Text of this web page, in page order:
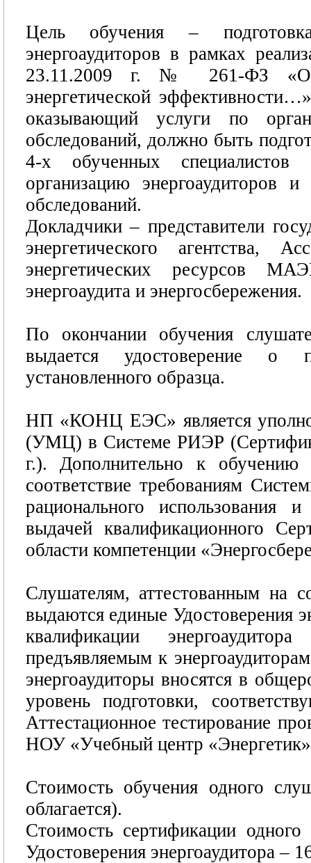
Цель обучения –
энергоаудиторов в рамках
23.11.2009 г. № 261-ФЗ «Об
энергетической
оказывающий услуги по
обследований, должно быть
4-х обученных специалистов
организацию энергоаудиторов и
обследований.
Докладчики – представители
энергетического агентства,
энергетических ресурсов
энергоаудита и энергосбережения.
По окончании обучения
выдается удостоверение о
установленного образца.
НП «КОНЦ ЕЭС» является
(УМЦ) в Системе РИЭР
г.). Дополнительно к обучению
соответствие требованиям
рационального
выдачей квалификационного
области компетенции
Слушателям, аттестованным на
выдаются единые Удостоверения
квалификации
предъявляемым к
энергоаудиторы вносятся в
уровень подготовки,
Аттестационное тестирование
НОУ «Учебный центр
Стоимость обучения одного
облагается).
Стоимость сертификации
Удостоверения энергоаудитора –